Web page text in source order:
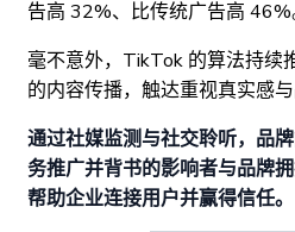
告高 32%、比传统广告高 46%
毫不意外，TikTok 的算法持续
的内容传播，触达重视真实感
通过社媒监测与社交聆听，品
务推广并背书的影响者与品牌
帮助企业连接用户并赢得信任。